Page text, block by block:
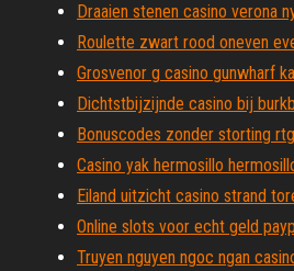
Draaien stenen casino verona
Roulette zwart rood oneven
Grosvenor g casino gunwharf
Dichtstbijzijnde casino bij
Bonuscodes zonder storting
Casino yak hermosillo
Eiland uitzicht casino strand
Online slots voor echt geld
Truyen nguyen ngoc ngan